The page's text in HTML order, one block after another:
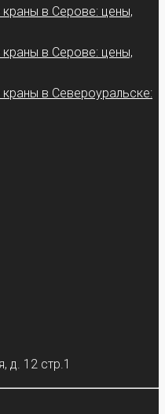
в Серове: цены,
в Серове: цены,
в Североуральске:
д. 12 стр.1